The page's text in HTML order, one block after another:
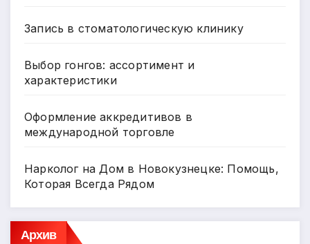
Запись в стоматологическую клинику
Выбор гонгов: ассортимент и
характеристики
Оформление аккредитивов в
международной торговле
Нарколог на Дом в Новокузнецке: Помощь,
Которая Всегда Рядом
Архив